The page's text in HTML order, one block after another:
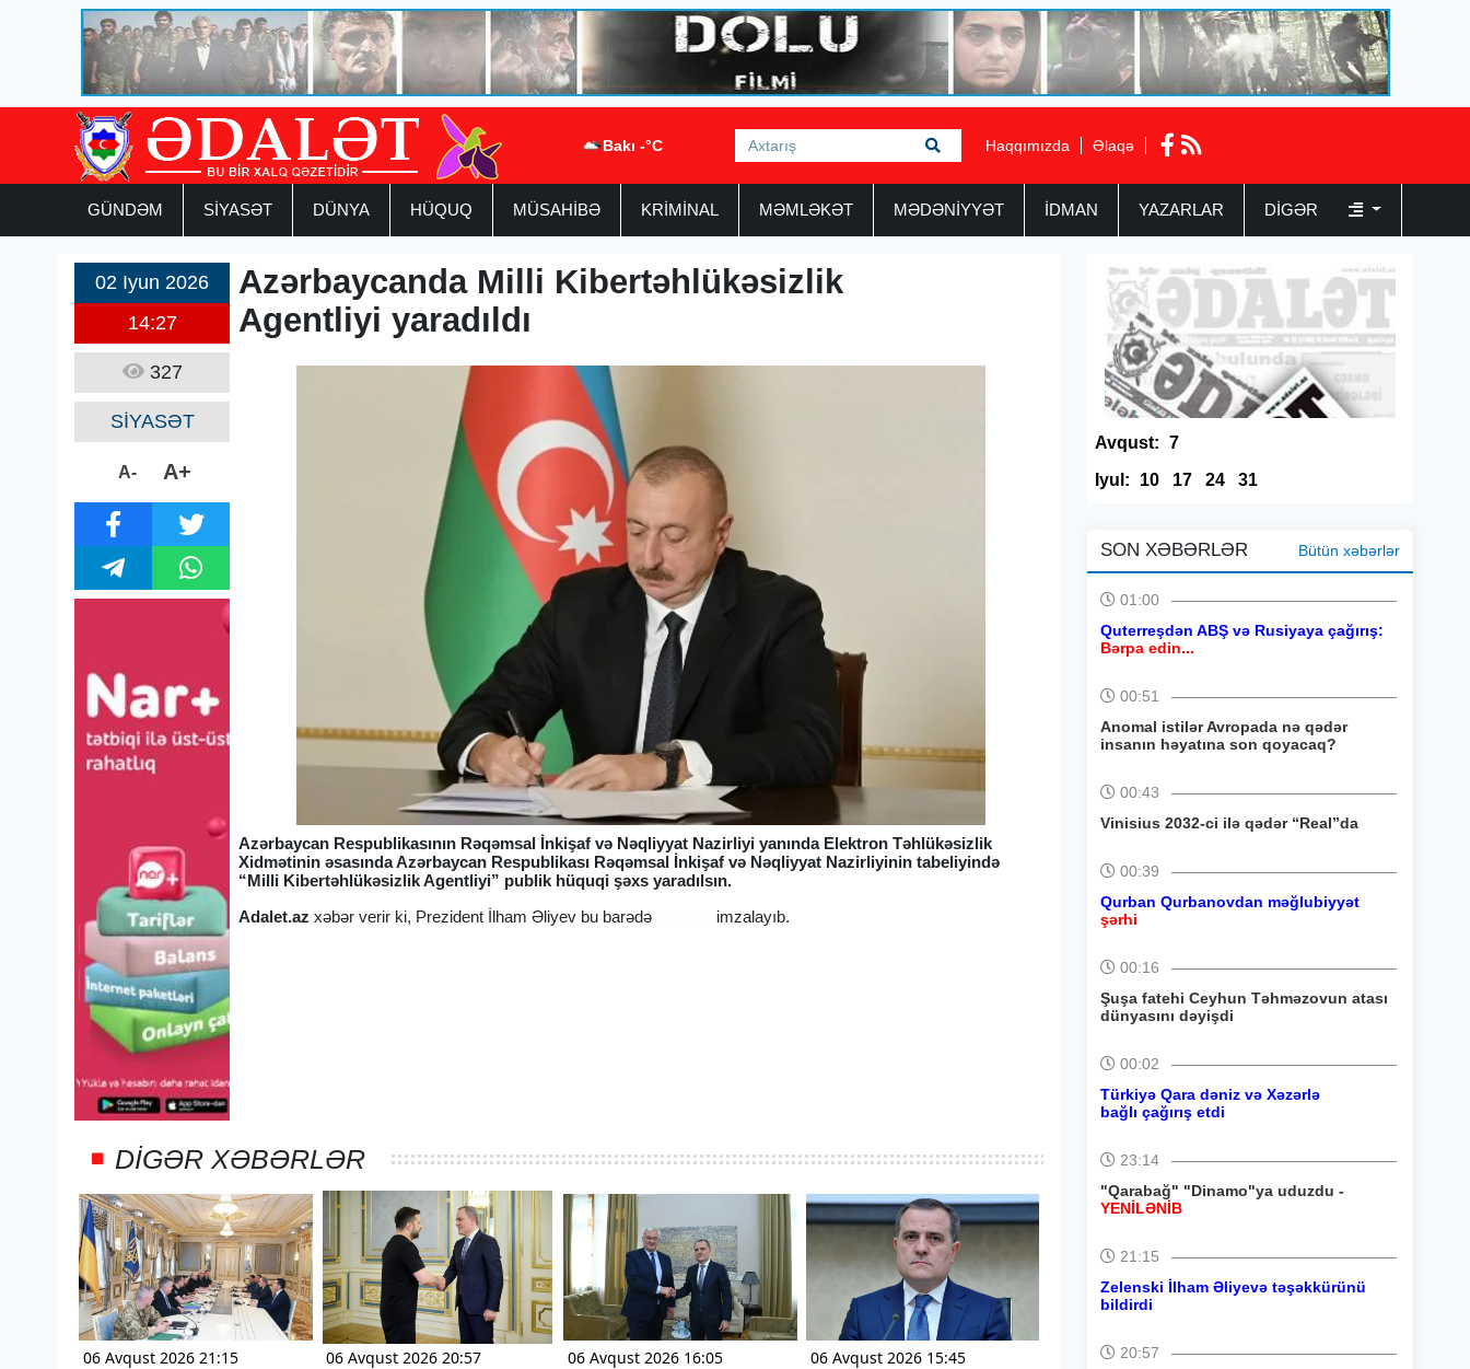
Bakı -°C Haqqımızda Əlaqə
GÜNDƏM SİYASƏT DÜNYA HÜQUQ MÜSAHİBƏ KRİMİNAL MƏMLƏKƏT MƏDƏNİYYƏT İDMAN YAZARLAR DIGƏR
02 Iyun 2026
14:27
327
SİYASƏT
A- A+
Azərbaycanda Milli Kibertəhlükəsizlik
Agentliyi yaradıldı
Azərbaycan Respublikasının Rəqəmsal İnkişaf və Nəqliyyat Nazirliyi yanında Elektron Təhlükəsizlik
Xidmətinin əsasında Azərbaycan Respublikası Rəqəmsal İnkişaf və Nəqliyyat Nazirliyinin tabeliyində
“Milli Kibertəhlükəsizlik Agentliyi” publik hüquqi şəxs yaradılsın.
Adalet.az xəbər verir ki, Prezident İlham Əliyev bu barədə imzalayıb.
DIGƏR XƏBƏRLƏR
06 Avqust 2026 21:15
06 Avqust 2026 20:57
06 Avqust 2026 16:05
06 Avqust 2026 15:45
Avqust: 7
Iyul:
10 17 24 31
SON XƏBƏRLƏR Bütün xəbərlər
01:00
Quterreşdən ABŞ və Rusiyaya çağırış:
Bərpa edin...
00:51
Anomal istilər Avropada nə qədər
insanın həyatına son qoyacaq?
00:43
Vinisius 2032-ci ilə qədər “Real”da
00:39
Qurban Qurbanovdan məğlubiyyət
şərhi
00:16
Şuşa fatehi Ceyhun Təhməzovun atası
dünyasını dəyişdi
00:02
Türkiyə Qara dəniz və Xəzərlə
bağlı çağırış etdi
23:14
"Qarabağ" "Dinamo"ya uduzdu -
YENİLƏNİB
21:15
Zelenski İlham Əliyevə təşəkkürünü
bildirdi
20:57